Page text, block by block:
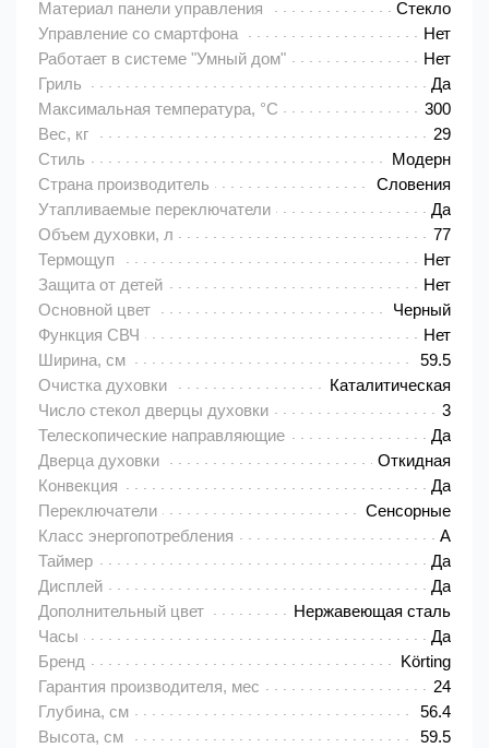
Материал панели управления
Стекло
Управление со смартфона
Нет
Работает в системе "Умный дом"
Нет
Гриль
Да
Максимальная температура, °C
300
Вес, кг
29
Стиль
Модерн
Страна производитель
Словения
Утапливаемые переключатели
Да
Объем духовки, л
77
Термощуп
Нет
Защита от детей
Нет
Основной цвет
Черный
Функция СВЧ
Нет
Ширина, см
59.5
Очистка духовки
Каталитическая
Число стекол дверцы духовки
3
Телескопические направляющие
Да
Дверца духовки
Откидная
Конвекция
Да
Переключатели
Сенсорные
Класс энергопотребления
A
Таймер
Да
Дисплей
Да
Дополнительный цвет
Нержавеющая сталь
Часы
Да
Бренд
Körting
Гарантия производителя, мес
24
Глубина, см
56.4
Высота, см
59.5